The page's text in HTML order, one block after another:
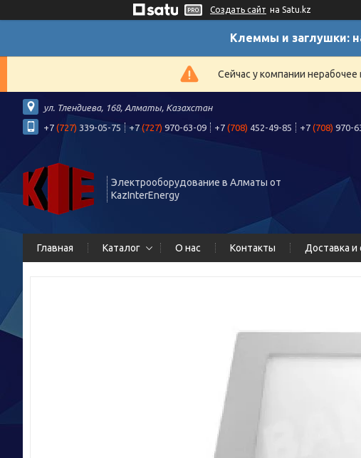
Создать сайт на Satu.kz
Клеммы и заглушки:
Сейчас у компании
ул. Тлендиева, 168, Алматы, Казахстан
+7 (727) 339-05-75 +7 (727) 970-63-09 +7 (708) 452-49-85 +7 (708) 970-
Электрооборудование в Алматы от
KazInterEnergy
Главная Каталог О нас Контакты Доставка и